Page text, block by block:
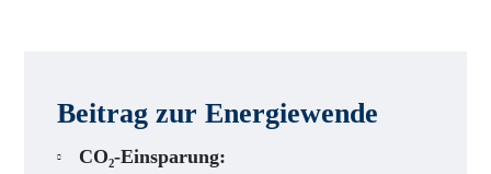
Beitrag zur Energiewende
CO₂-Einsparung: